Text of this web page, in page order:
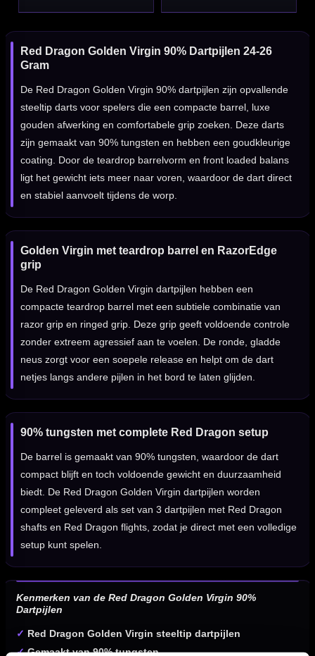
Red Dragon Golden Virgin 90% Dartpijlen 24-26
Gram
De Red Dragon Golden Virgin 90% dartpijlen zijn opvallende
steeltip darts voor spelers die een compacte barrel, luxe
gouden afwerking en comfortabele grip zoeken. Deze darts
zijn gemaakt van 90% tungsten en hebben een goudkleurige
coating. Door de teardrop barrelvorm en front loaded balans
ligt het gewicht iets meer naar voren, waardoor de dart direct
en stabiel aanvoelt tijdens de worp.
Golden Virgin met teardrop barrel en RazorEdge
grip
De Red Dragon Golden Virgin dartpijlen hebben een
compacte teardrop barrel met een subtiele combinatie van
razor grip en ringed grip. Deze grip geeft voldoende controle
zonder extreem agressief aan te voelen. De ronde, gladde
neus zorgt voor een soepele release en helpt om de dart
netjes langs andere pijlen in het bord te laten glijden.
90% tungsten met complete Red Dragon setup
De barrel is gemaakt van 90% tungsten, waardoor de dart
compact blijft en toch voldoende gewicht en duurzaamheid
biedt. De Red Dragon Golden Virgin dartpijlen worden
compleet geleverd als set van 3 dartpijlen met Red Dragon
shafts en Red Dragon flights, zodat je direct met een volledige
setup kunt spelen.
Kenmerken van de Red Dragon Golden Virgin 90%
Dartpijlen
✓ Red Dragon Golden Virgin steeltip dartpijlen
✓ Gemaakt van 90% tungsten